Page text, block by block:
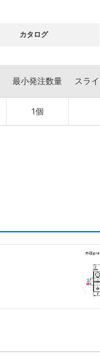
カタログ
最小発注数量 スラ
1個